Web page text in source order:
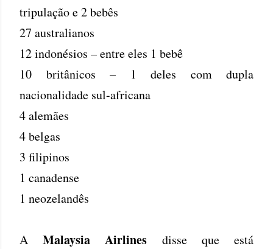
tripulação e 2 bebês
27 australianos
12 indonésios – entre eles 1 bebê
10 britânicos – 1 deles com dupla
nacionalidade sul-africana
4 alemães
4 belgas
3 filipinos
1 canadense
1 neozelandês
AMalaysia Airlines disse que está